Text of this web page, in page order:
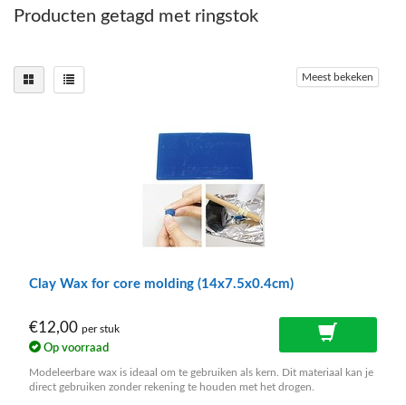
Producten getagd met ringstok
Meest bekeken
Clay Wax for core molding (14x7.5x0.4cm)
€12,00 per stuk
Op voorraad
Modeleerbare wax is ideaal om te gebruiken als kern. Dit materiaal kan je
direct gebruiken zonder rekening te houden met het drogen.